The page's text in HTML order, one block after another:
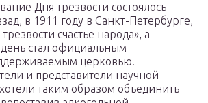
Дня трезвости состоялось
в 1911 году в Санкт-Петербурге,
счастье народа», а
день стал официальным
церковью.
и представители научной
таким образом объединить